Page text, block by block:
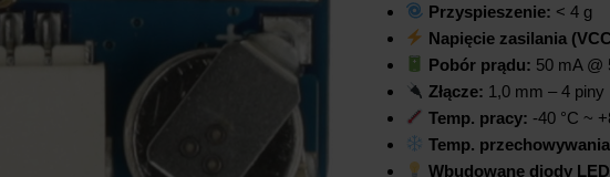
Przyspieszenie: < 4 g
Napięcie zasilania
Pobór prądu: 50 mA @
Złącze: 1,0 mm – 4 piny
Temp. pracy: -40 °C ~
Temp.
Wbudowane diody